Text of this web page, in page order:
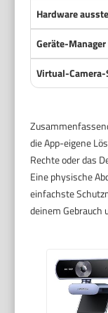
Hardware
Geräte-Manager
Virtual-
die App-eigene
Rechte oder das
Eine physische
einfachste
deinem Gebrauch